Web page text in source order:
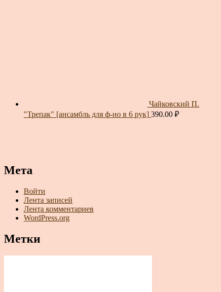
Чайковский П.
"Трепак" [ансамбль для ф-но в 6 рук] 390.00 ₽
Мета
Войти
Лента записей
Лента комментариев
WordPress.org
Метки